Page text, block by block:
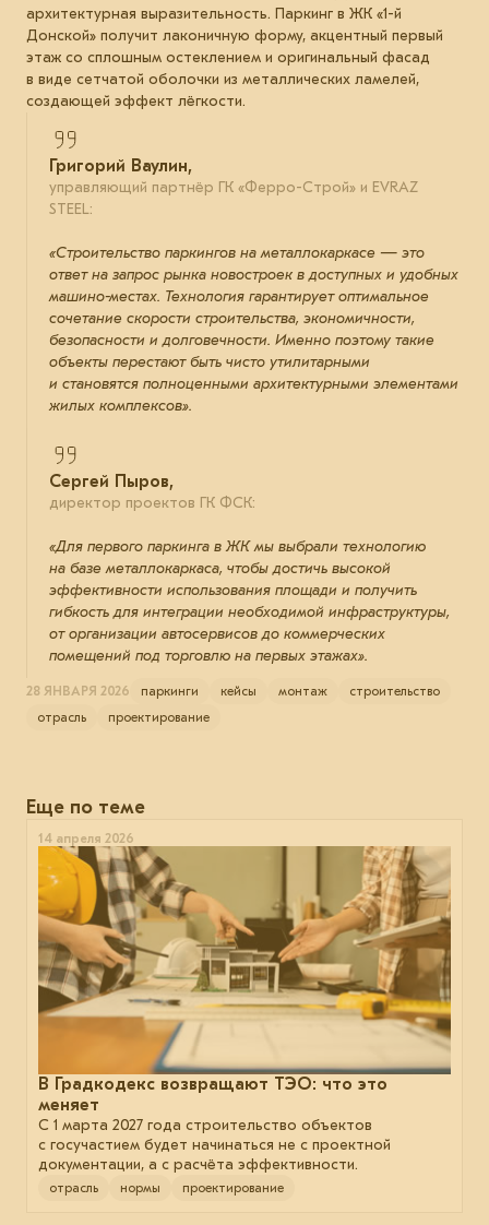
архитектурная выразительность. Паркинг в ЖК «1-й
Донской» получит лаконичную форму, акцентный первый
этаж со сплошным остеклением и оригинальный фасад
в виде сетчатой оболочки из металлических ламелей,
создающей эффект лёгкости.
Григорий Ваулин,
управляющий партнёр ГК «Ферро-Строй» и EVRAZ
STEEL:
«Строительство паркингов на металлокаркасе — это
ответ на запрос рынка новостроек в доступных и удобных
машино-местах. Технология гарантирует оптимальное
сочетание скорости строительства, экономичности,
безопасности и долговечности. Именно поэтому такие
объекты перестают быть чисто утилитарными
и становятся полноценными архитектурными элементами
жилых комплексов».
Сергей Пыров,
директор проектов ГК ФСК:
«Для первого паркинга в ЖК мы выбрали технологию
на базе металлокаркаса, чтобы достичь высокой
эффективности использования площади и получить
гибкость для интеграции необходимой инфраструктуры,
от организации автосервисов до коммерческих
помещений под торговлю на первых этажах».
28 ЯНВАРЯ 2026 паркинги кейсы монтаж
строительство
отрасль
проектирование
Еще по теме
14 апреля 2026
В Градкодекс возвращают ТЭО: что это
меняет
С 1 марта 2027 года строительство объектов
с госучастием будет начинаться не с проектной
документации, а с расчёта эффективности.
отрасль нормы проектирование